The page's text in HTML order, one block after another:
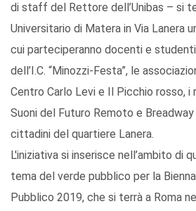
di staff del Rettore dell’Unibas – si
Universitario di Matera in Via Lanera
cui parteciperanno docenti e
dell’I.C. “Minozzi-Festa”, le
Centro Carlo Levi e Il Picchio rosso,
Suoni del Futuro Remoto e
cittadini del quartiere Lanera.
L'iniziativa si inserisce nell’ambito di
tema del verde pubblico per la
Pubblico 2019, che si terrà a Roma